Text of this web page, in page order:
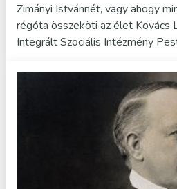
Zimányi Istvánnét, vagy ahogy
régóta összeköti az élet Kovács
Integrált Szociális Intézmény